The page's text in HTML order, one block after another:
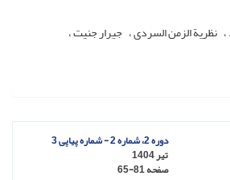
نظریة الزمن السردی جیرار جنیت
دوره 2، شماره 2 - شماره پیاپی 3
تیر 1404
صفحه65-81